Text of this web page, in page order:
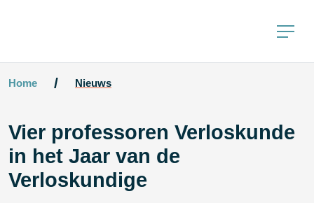
Home Nieuws
Vier professoren Verloskunde in
het Jaar van de Verloskundige
27 oktober 2020 Leestijd 1 minuut